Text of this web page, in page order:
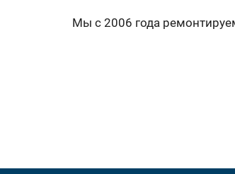
Мы с 2006 года